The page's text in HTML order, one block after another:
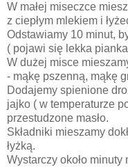
W małej miseczce
z ciepłym mlekiem i
Odstawiamy 10 minut,
( pojawi się lekka
W dużej misce
- mąkę pszenną, mąkę
Dodajemy spienione
jajko ( w temperaturze
przestudzone masło.
Składniki mieszamy
łyżką.
Wystarczy około